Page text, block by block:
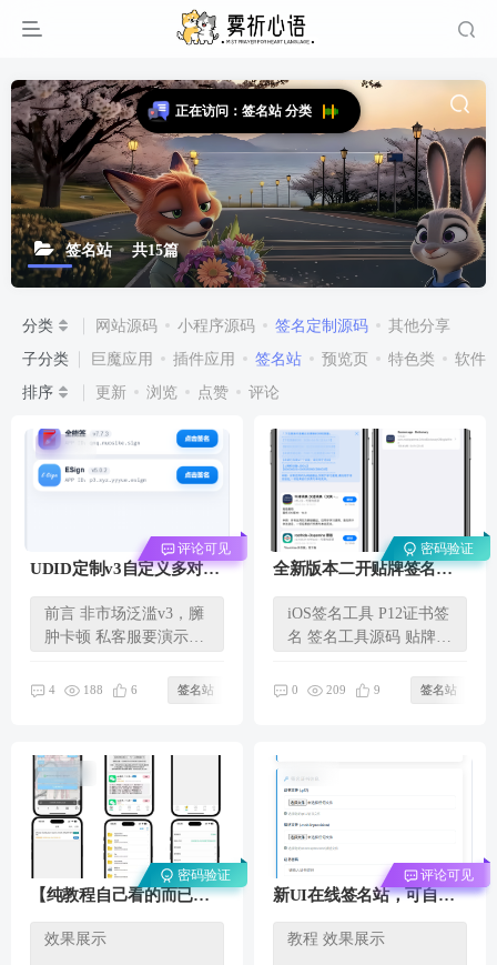
签名站 共15篇
分类 网站源码 小程序源码 签名定制源码
其他分享
子分类
巨魔应用 插件应用 签名站 预览页 特色类
软件
排序
更新 浏览 点赞 评论
评论可见
UDID定制v3自定义多对接
前言 非市场泛滥v3，臃
肿卡顿 私客服要演示站
冗余...
4 188 6 签名站
密码验证
全新版本二开贴牌签名工
支持强制开启ipad全屏、
iPad 强制 120Hz 高刷）
iOS签名工具 P12证书签
名 签名工具源码 贴牌
件...
0 209 9 签名站
密码验证
【纯教程自己看的而已】
开源简易代销贴牌签名工
具配置教程，保姆级教学
效果展示
58 呆币
评论可见
新UI在线签名站，可自主
上传IPA和证书文件以及修
改标识签名
教程 效果展示
正在访问：签名站 分类